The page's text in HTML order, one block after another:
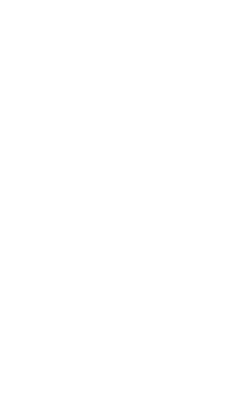
et la sécurité de votre
thermique optimale